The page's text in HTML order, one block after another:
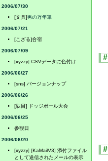
#
#
2006/07/30
[文具]男の万年筆
2006/07/21
[こざる]合宿
2006/07/09
[xyzzy] CSVデータに色付け
2006/06/27
[sns] バージョンナップ
2006/06/26
[駄目] ドッジボール大会
2006/06/25
参観日
2006/06/20
[xyzzy] [KaMailV3] 添付ファイル
として送信されたメールの表示